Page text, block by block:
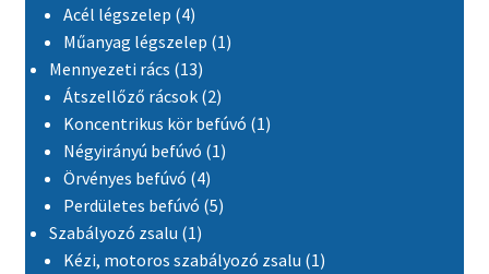
Acél légszelep 44 termék
Műanyag légszelep 11 termék
Mennyezeti rács 1313 termék
Átszellőző rácsok 22 termék
Koncentrikus kör befúvó 11 termék
Négyirányú befúvó 11 termék
Örvényes befúvó 44 termék
Perdületes befúvó 55 termék
Szabályozó zsalu 11 termék
Kézi, motoros szabályozó zsalu 11 termék